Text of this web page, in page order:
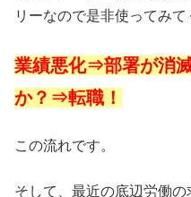
リーなので是非使ってみて
業績悪化⇒部署が消
か？⇒転職！
この流れです。
そして、最近の底辺労働